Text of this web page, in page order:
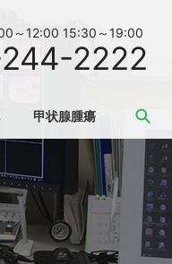
～12:00 15:30～19:00
2222
甲状腺腫瘍